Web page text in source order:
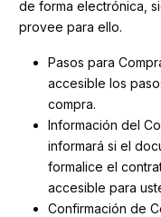
de forma electrónica,
provee para ello.
Pasos para
accesible los
compra.
Información del
informará si el
formalice el
accesible para
Confirmación de